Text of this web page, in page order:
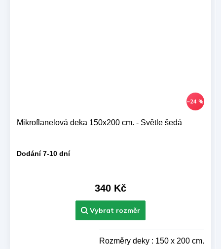
–24 %
Mikroflanelová deka 150x200 cm. - Světle šedá
Dodání 7-10 dní
340 Kč
Rozměry deky : 150 x 200 cm.